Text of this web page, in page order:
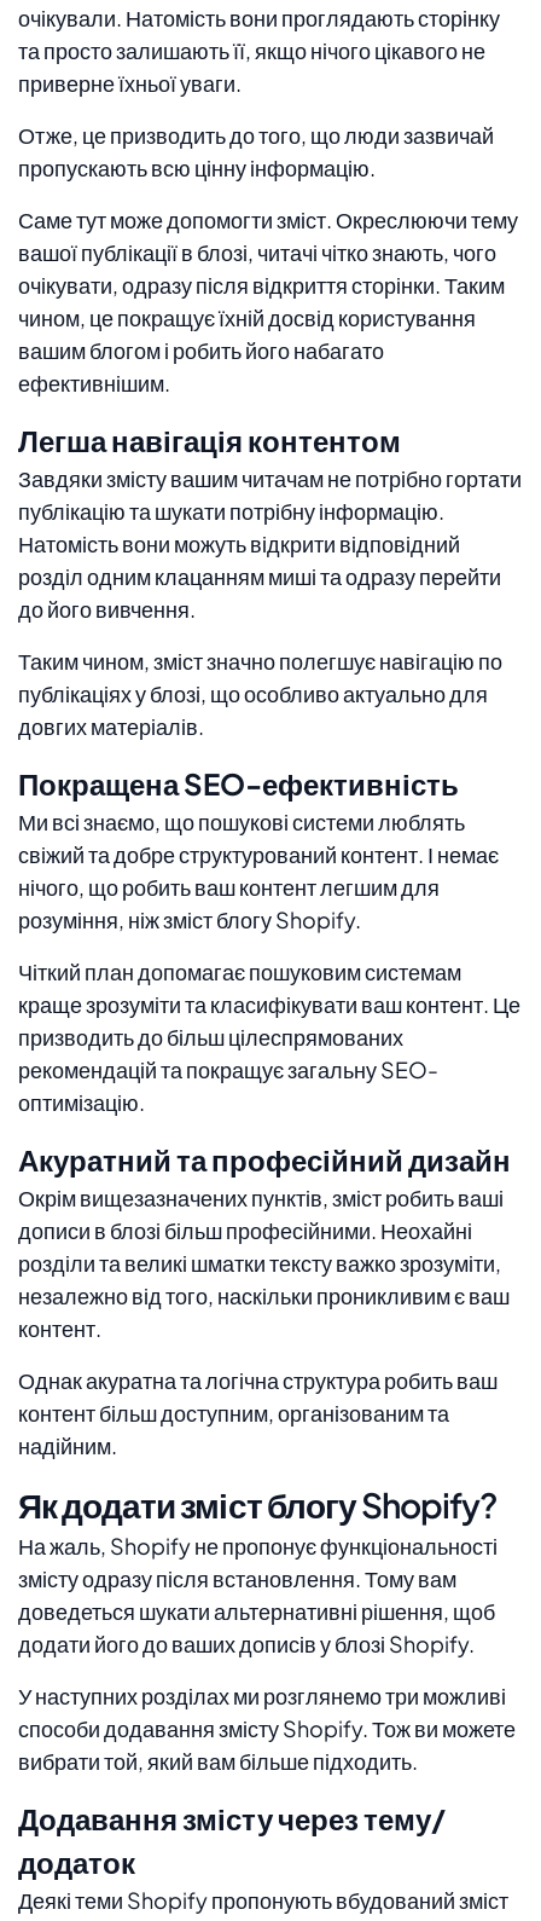
очікували. Натомість вони проглядають сторінку
та просто залишають її, якщо нічого цікавого не
приверне їхньої уваги.
Отже, це призводить до того, що люди зазвичай
пропускають всю цінну інформацію.
Саме тут може допомогти зміст. Окреслюючи тему
вашої публікації в блозі, читачі чітко знають, чого
очікувати, одразу після відкриття сторінки. Таким
чином, це покращує їхній досвід користування
вашим блогом і робить його набагато
ефективнішим.
Легша навігація контентом
Завдяки змісту вашим читачам не потрібно гортати
публікацію та шукати потрібну інформацію.
Натомість вони можуть відкрити відповідний
розділ одним клацанням миші та одразу перейти
до його вивчення.
Таким чином, зміст значно полегшує навігацію по
публікаціях у блозі, що особливо актуально для
довгих матеріалів.
Покращена SEO-ефективність
Ми всі знаємо, що пошукові системи люблять
свіжий та добре структурований контент. І немає
нічого, що робить ваш контент легшим для
розуміння, ніж зміст блогу Shopify.
Чіткий план допомагає пошуковим системам
краще зрозуміти та класифікувати ваш контент. Це
призводить до більш цілеспрямованих
рекомендацій та покращує загальну SEO-
оптимізацію.
Акуратний та професійний дизайн
Окрім вищезазначених пунктів, зміст робить ваші
дописи в блозі більш професійними. Неохайні
розділи та великі шматки тексту важко зрозуміти,
незалежно від того, наскільки проникливим є ваш
контент.
Однак акуратна та логічна структура робить ваш
контент більш доступним, організованим та
надійним.
Як додати зміст блогу Shopify?
На жаль, Shopify не пропонує функціональності
змісту одразу після встановлення. Тому вам
доведеться шукати альтернативні рішення, щоб
додати його до ваших дописів у блозі Shopify.
У наступних розділах ми розглянемо три можливі
способи додавання змісту Shopify. Тож ви можете
вибрати той, який вам більше підходить.
Додавання змісту через тему/
додаток
Деякі теми Shopify пропонують вбудований зміст